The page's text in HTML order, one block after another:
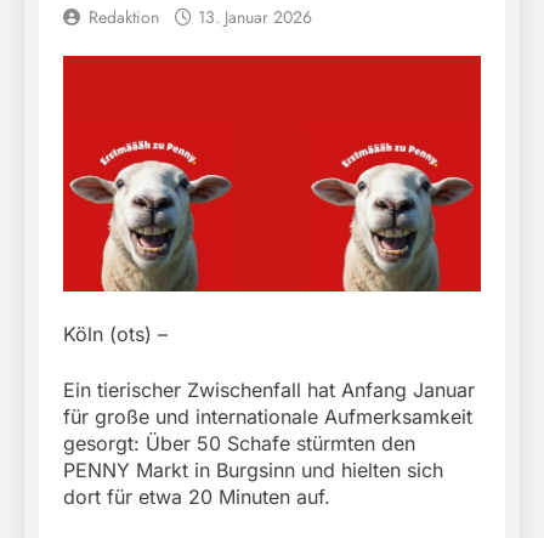
Redaktion 13. Januar 2026
Köln (ots) –
Ein tierischer Zwischenfall hat Anfang Januar
für große und internationale Aufmerksamkeit
gesorgt: Über 50 Schafe stürmten den
PENNY Markt in Burgsinn und hielten sich
dort für etwa 20 Minuten auf.